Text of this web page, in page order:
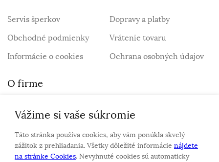
Servis šperkov
Dopravy a platby
Obchodné podmienky
Vrátenie tovaru
Informácie o cookies
Ochrana osobných údajov
O firme
Personalizovaný šperk
O nás
Kontakt
Vážime si vaše súkromie
Táto stránka používa cookies, aby vám ponúkla skvelý
zážitok z prehliadania. Všetky dôležité informácie nájdete
na stránke Cookies. Nevyhnuté cookies sú automaticky